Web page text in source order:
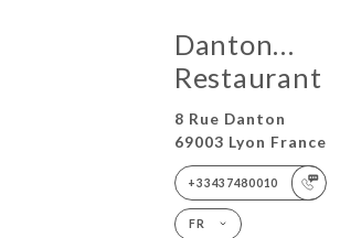
Danton…
Restaurant
8 Rue Danton
69003 Lyon France
+33437480010
FR